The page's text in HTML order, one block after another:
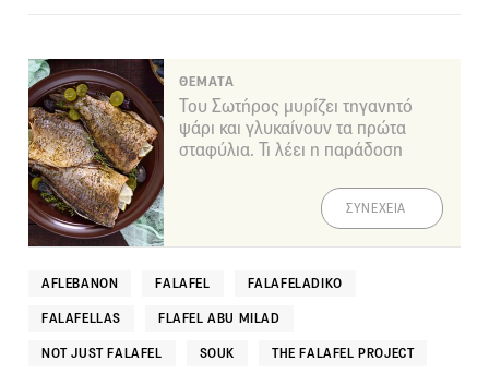
ΘΕΜΑΤΑ
Του Σωτήρος μυρίζει τηγανητό
ψάρι και γλυκαίνουν τα πρώτα
σταφύλια. Τι λέει η παράδοση
ΣΥΝΕΧΕΙΑ
AFLEBANON FALAFEL FALAFELADIKO
FALAFELLAS FLAFEL ABU MILAD
NOT JUST FALAFEL SOUK THE FALAFEL PROJECT